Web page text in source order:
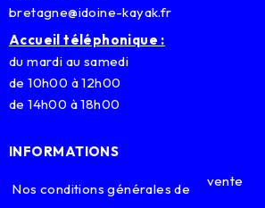
bretagne@idoine-kayak.fr
Accueil téléphonique :
du mardi au samedi
de 10h00 à 12h00
de 14h00 à 18h00
INFORMATIONS
Nos conditions générales de vente